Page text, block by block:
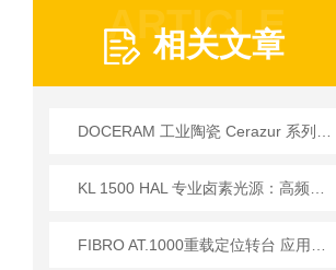
ARTICLE
相关文章